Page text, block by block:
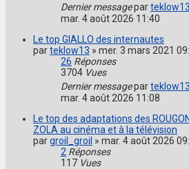
Dernier messageparteklow13
mar. 4 août 2026 11:40
Le top GIALLO des internautes
parteklow13 » mer. 3 mars 2021
26 Réponses
3704 Vues
Dernier messageparteklow13
mar. 4 août 2026 11:08
Le top des adaptations des
ZOLA au cinéma et à la télévision
pargroil_groil » mar. 4 août 2026
2 Réponses
117 Vues